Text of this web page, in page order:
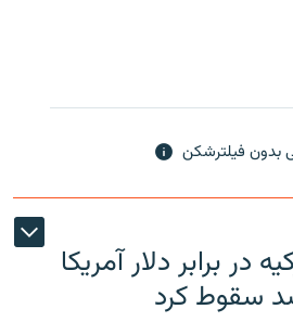
بدون فیلترشکن
در برابر دلار آمریکا